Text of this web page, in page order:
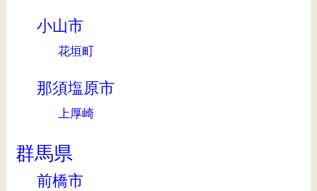
小山市
花垣町
那須塩原市
上厚崎
群馬県
前橋市